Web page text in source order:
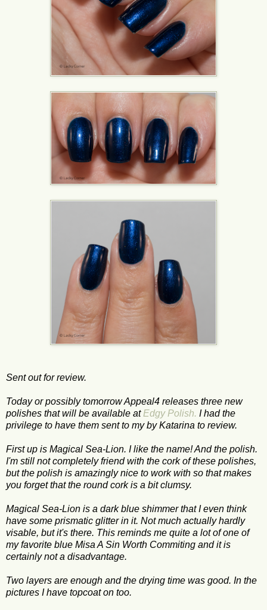
Sent out for review.
Today or possibly tomorrow Appeal4 releases three new
polishes that will be available at Edgy Polish. I had the
privilege to have them sent to my by Katarina to review.
First up is Magical Sea-Lion. I like the name! And the polish.
I'm still not completely friend with the cork of these polishes,
but the polish is amazingly nice to work with so that makes
you forget that the round cork is a bit clumsy.
Magical Sea-Lion is a dark blue shimmer that I even think
have some prismatic glitter in it. Not much actually hardly
visable, but it's there. This reminds me quite a lot of one of
my favorite blue Misa A Sin Worth Commiting and it is
certainly not a disadvantage.
Two layers are enough and the drying time was good. In the
pictures I have topcoat on too.